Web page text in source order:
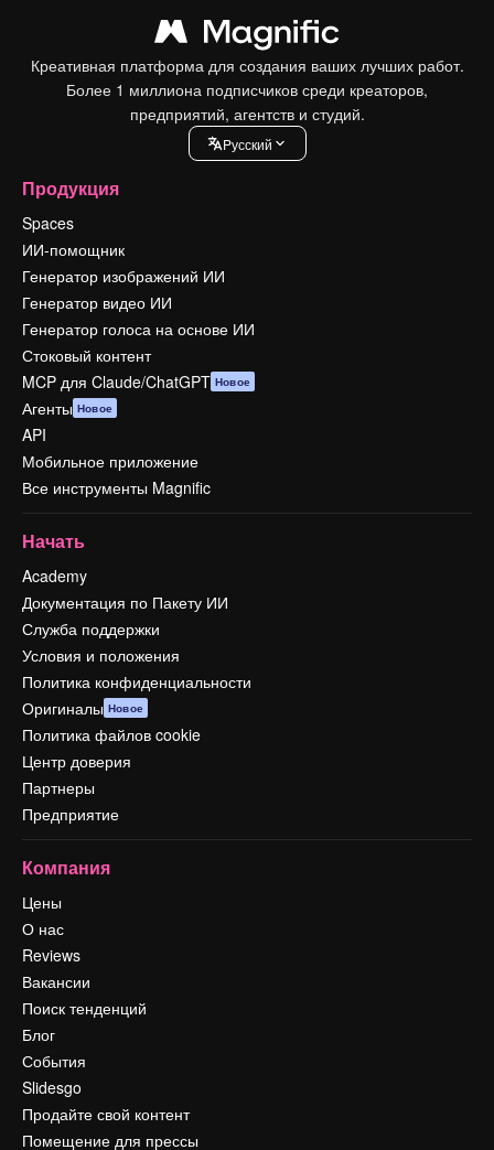
Креативная платформа для создания ваших лучших работ.
Более 1 миллиона подписчиков среди креаторов,
предприятий, агентств и студий.
Pусский
Продукция
Spaces
ИИ-помощник
Генератор изображений ИИ
Генератор видео ИИ
Генератор голоса на основе ИИ
Стоковый контент
MCP для Claude/ChatGPT Новое
Агенты Новое
API
Мобильное приложение
Все инструменты Magnific
Начать
Academy
Документация по Пакету ИИ
Служба поддержки
Условия и положения
Политика конфиденциальности
Оригиналы Новое
Политика файлов cookie
Центр доверия
Партнеры
Предприятие
Компания
Цены
О нас
Reviews
Вакансии
Поиск тенденций
Блог
События
Slidesgo
Продайте свой контент
Помещение для прессы